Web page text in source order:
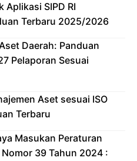
Aplikasi SIPD RI
Terbaru 2025/2026
Daerah: Panduan
Pelaporan Sesuai
Aset sesuai ISO
Terbaru
Masukan Peraturan
39 Tahun 2024 :